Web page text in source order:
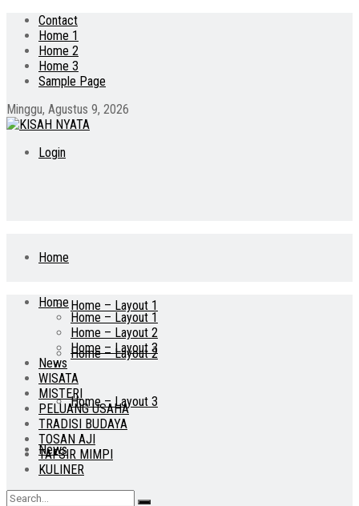
Contact
Home 1
Home 2
Home 3
Sample Page
Minggu, Agustus 9, 2026
Login
Home
Home – Layout 1
Home – Layout 2
Home – Layout 3
News
WISATA
Home
Home – Layout 1
Home – Layout 2
Home – Layout 3
News
WISATA
MISTERI
PELUANG USAHA
TRADISI BUDAYA
TOSAN AJI
TAFSIR MIMPI
KULINER